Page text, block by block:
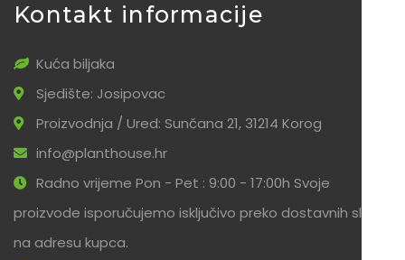
Kontakt informacije
Kuća biljaka
Sjedište: Josipovac
Proizvodnja / Ured: Sunčana 21, 31214 Korog
info@planthouse.hr
Radno vrijeme Pon - Pet : 9:00 - 17:00h Svoje
proizvode isporučujemo isključivo preko dostavnih službi
na adresu kupca.